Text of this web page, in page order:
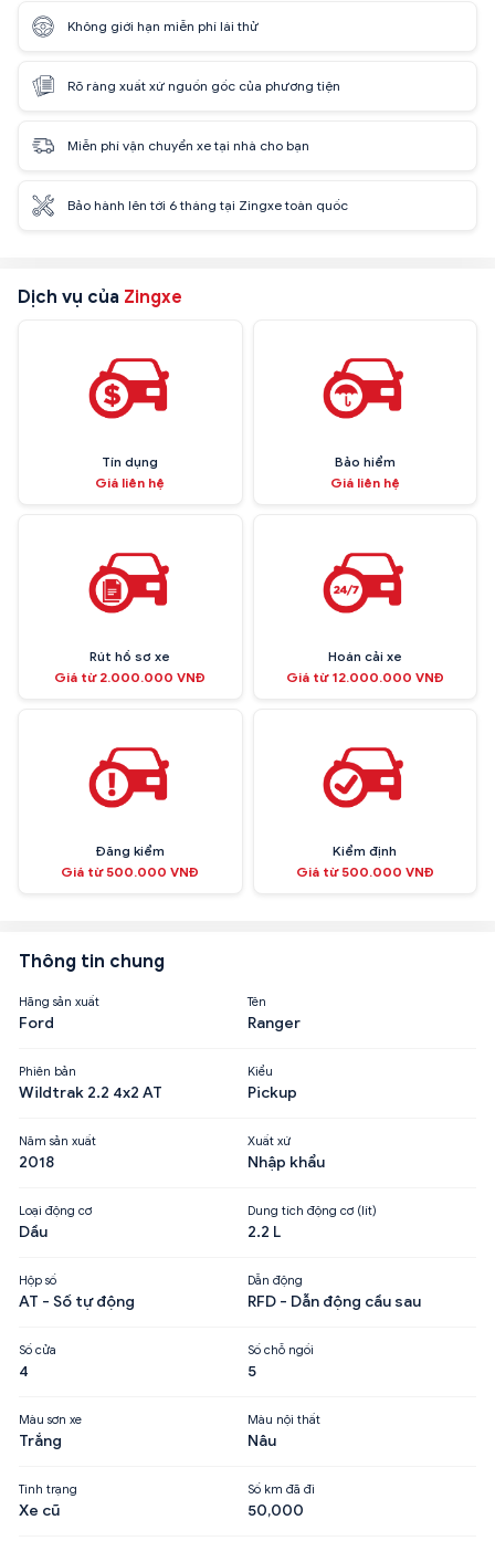
Không giới hạn miễn phí lái thử
Rõ ràng xuất xứ nguồn gốc của phương tiện
Miễn phí vận chuyển xe tại nhà cho bạn
Bảo hành lên tới 6 tháng tại Zingxe toàn quốc
Dịch vụ của Zingxe
Tín dụng
Giá liên hệ
Bảo hiểm
Giá liên hệ
Rút hồ sơ xe
Giá từ 2.000.000 VNĐ
Hoán cải xe
Giá từ 12.000.000 VNĐ
Đăng kiểm
Giá từ 500.000 VNĐ
Kiểm định
Giá từ 500.000 VNĐ
Thông tin chung
Hãng sản xuất
Ford
Tên
Ranger
Phiên bản
Wildtrak 2.2 4x2 AT
Kiểu
Pickup
Năm sản xuất
2018
Xuất xứ
Nhập khẩu
Loại động cơ
Dầu
Dung tích động cơ (lít)
2.2 L
Hộp số
AT - Số tự động
Dẫn động
RFD - Dẫn động cầu sau
Số cửa
4
Số chỗ ngồi
5
Màu sơn xe
Trắng
Màu nội thất
Nâu
Tình trạng
Xe cũ
Số km đã đi
50,000